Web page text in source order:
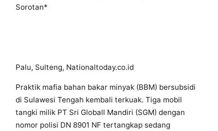
Sorotan*
Palu, Sulteng, Nationaltoday.co.id
Praktik mafia bahan bakar minyak (BBM) bersubsidi
di Sulawesi Tengah kembali terkuak. Tiga mobil
tangki milik PT Sri Globall Mandiri (SGM) dengan
nomor polisi DN 8901 NF tertangkap sedang